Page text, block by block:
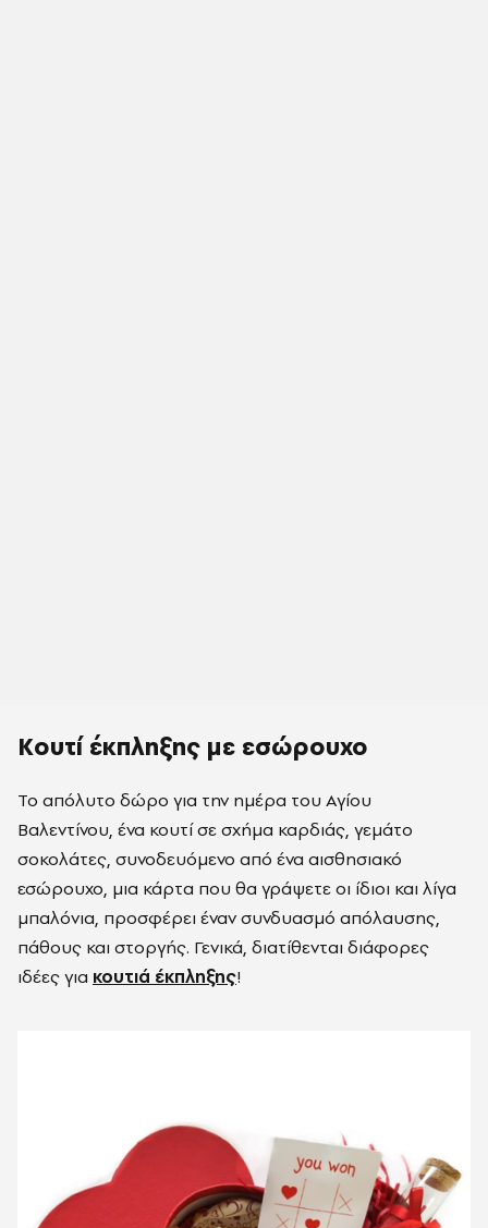
Κουτί έκπληξης με εσώρουχο
Το απόλυτο δώρο για την ημέρα του Αγίου
Βαλεντίνου, ένα κουτί σε σχήμα καρδιάς, γεμάτο
σοκολάτες, συνοδευόμενο από ένα αισθησιακό
εσώρουχο, μια κάρτα που θα γράψετε οι ίδιοι και λίγα
μπαλόνια, προσφέρει έναν συνδυασμό απόλαυσης,
πάθους και στοργής. Γενικά, διατίθενται διάφορες
ιδέες για κουτιά έκπληξης!